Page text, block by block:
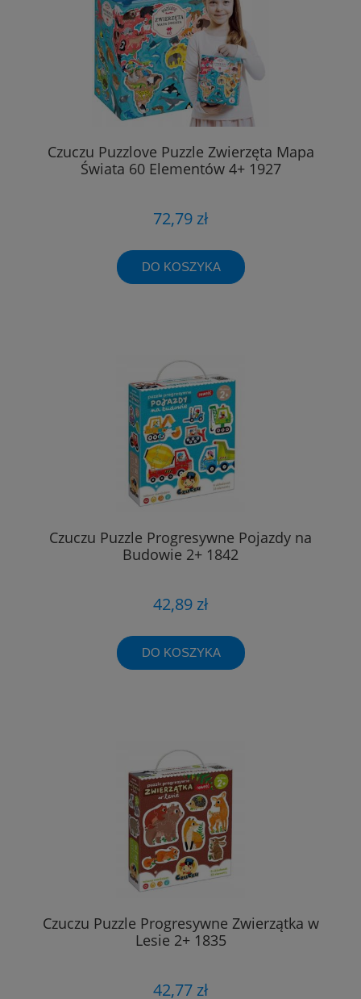
Czuczu Puzzlove Puzzle Zwierzęta Mapa
Świata 60 Elementów 4+ 1927
72,79 zł
DO KOSZYKA
Czuczu Puzzle Progresywne Pojazdy na
Budowie 2+ 1842
42,89 zł
DO KOSZYKA
Czuczu Puzzle Progresywne Zwierzątka w
Lesie 2+ 1835
42,77 zł